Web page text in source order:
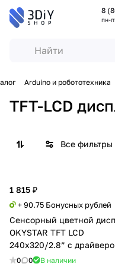
8
пн-
Arduino и робототехника
TFT-LCD
Все фильтры
1 815 ₽
+ 90.75 Бонусных рублей
Сенсорный цветной
OKYSTAR TFT LCD
240х320/2.8” с
ILI9341
0 0 В наличии